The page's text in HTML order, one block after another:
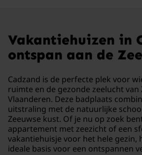
Vakantiehuizen in
ontspan aan de
Cadzand is de perfecte plek voor
ruimte en de gezonde zeelucht van
Vlaanderen. Deze badplaats
uitstraling met de natuurlijke
Zeeuwse kust. Of je nu op zoek
appartement met zeezicht of een
vakantiehuisje voor het hele gezin,
ideale basis voor een ontspannen